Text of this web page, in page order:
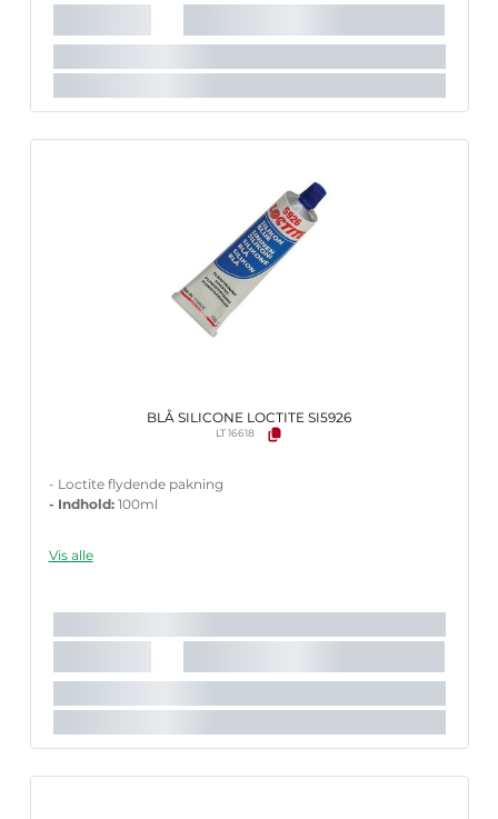
BLÅ SILICONE LOCTITE SI5926
LT 16618
- Loctite flydende pakning
- Indhold:100ml
Vis alle